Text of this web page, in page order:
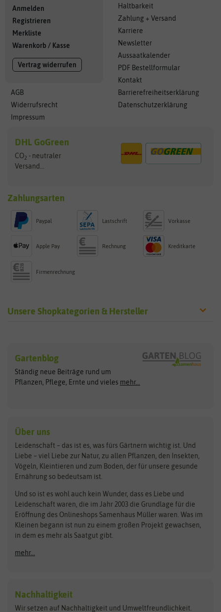
Anmelden
Registrieren
Merkliste
Warenkorb / Kasse
Vertrag widerrufen
AGB
Widerrufsrecht
Impressum
Haltbarkeit
Zahlung + Versand
Karriere
Newsletter
Aussaatkalender
PDF Bestellformular
Kontakt
Barrierefreiheitserklärung
Datenschutzerklärung
DHL GoGreen
CO2 - neutraler
Versand...
Zahlungsarten
Paypal Lastschrift Vorkasse
Apple Pay Rechnung Kreditkarte
Firmenrechnung
Unsere Shopkategorien & Hersteller
Exotische Samen
Gemüsesamen
Gründünger
Kräutersamen
Obstsamen
Pilzbrut
Rasensamen
Steckzwiebeln
Zimmer & Kübelpflanzen
Kataloge
Schnäppchen
Anzucht & Gartenzubehör
Anzuchtschalen
Heizmatte & Heizkabel
Kokos-Quelltabletten
Arche Noah
ASB Greenworld
Benary
Bingenheimer Saatgut
Bionana
BIOWOL
Blumicorn
Bûten Birds
Carl Pabst
Clever Pots
COMPO
Dürr-Samen
Feldsaaten Freudenberger
Fertil
Flora Elite
Florissa Hortitops
Gartenblog
Ständig neue Beiträge rund um
Pflanzen, Pflege, Ernte und vieles mehr...
Über uns
Leidenschaft – das ist es, was fürs Gärtnern wichtig ist. Und
Liebe – viel Liebe zur Natur, zu allen Pflanzen, den Insekten,
Vögeln, Kleintieren und zum Boden, der für unsere gesunde
Ernährung so bedeutsam ist.
Und so ist es wohl auch kein Wunder, dass es Liebe und
Leidenschaft waren, die im Jahr 2003 die Grundlage für die
Eröffnung des Onlineshops Samenhaus Müller waren. Was im
Kleinen begann ist nun zu einem großen Projekt gewachsen,
in dem es mehr als Saatgut gibt.
mehr...
Nachhaltigkeit
Wir setzen auf Nachhaltigkeit und Umweltfreundlichkeit.